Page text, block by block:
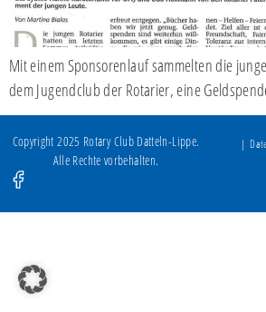
Mit einem Sponsorenlauf sammelten die
dem Jugendclub der Rotarier, eine
Copyright 2025 Rotary Club Datteln-Lippe.
Alle Rechte vorbehalten.